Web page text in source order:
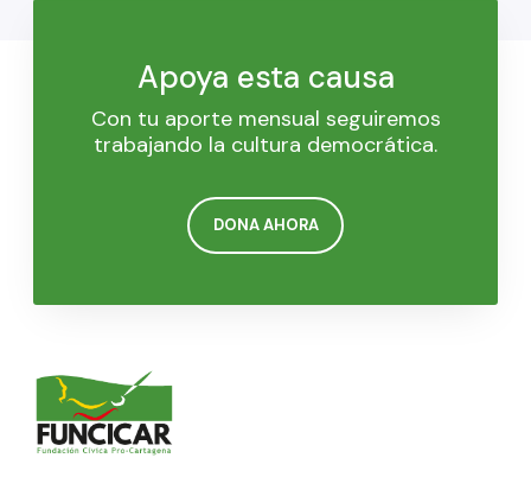
Apoya esta causa
Con tu aporte mensual seguiremos
trabajando la cultura democrática.
DONA AHORA